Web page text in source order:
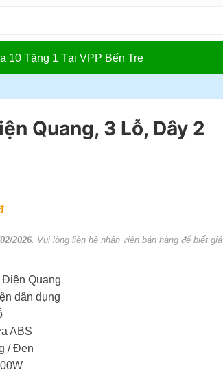
10 Tặng 1 Tại VPP Bến Tre
Quang, 3 Lỗ, Dây 2
2026 . Vui lòng liên hệ nhân viên bán hàng để biết giá
Điện Quang
dân dụng
ABS
/ Đen